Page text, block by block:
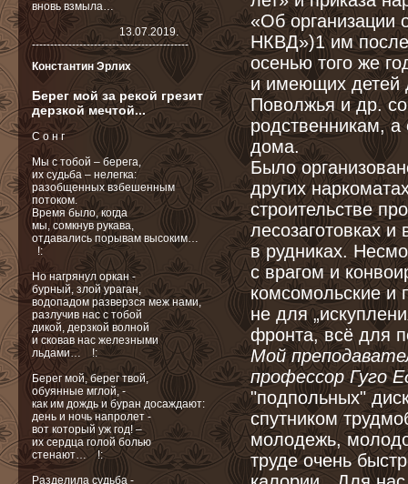
«Об организации
НКВД»)1 им
осенью того же
и имеющих детей
Поволжья и др.
родственникам, а
дома.
Было
других
строительстве
лесозаготовках
в рудниках.
с врагом и
комсомольские и
не для
фронта, всё для
Мой
профессор Гуго
"подпольных"
спутником
молодежь,
труде очень
вновь взмыла…
13.07.2019.
-------------------------------------------
Константин Эрлих
Берег мой за рекой грезит
дерзкой мечтой...
С о н г
Мы с тобой – берега,
их судьба – нелегка:
разобщенных взбешенным
потоком.
Время было, когда
мы, сомкнув рукава,
отдавались порывам высоким…
!:
Но нагрянул оркан -
бурный, злой ураган,
водопадом разверзся меж нами,
разлучив нас с тобой
дикой, дерзкой волной
и сковав нас железными
льдами… !:
Берег мой, берег твой,
обуянные мглой, -
как им дождь и буран досаждают:
день и ночь напролет -
вот который уж год! –
их сердца голой болью
стенают… !:
Разделила судьба -